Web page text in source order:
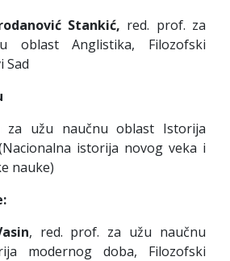
Stankić, red. prof. za
oblast Anglistika, Filozofski
Sad
za užu naučnu oblast Istorija
istorija novog veka i
nauke)
, red. prof. za užu naučnu
modernog doba, Filozofski